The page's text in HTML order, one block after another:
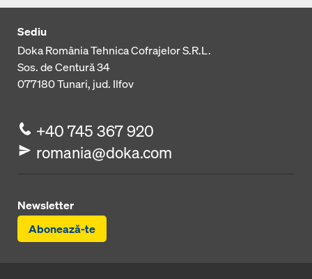
Sediu
Doka România Tehnica Cofrajelor S.R.L.
Sos. de Centură 34
077180Tunari, jud. Ilfov
+40 745 367 920
romania@doka.com
Newsletter
Abonează-te